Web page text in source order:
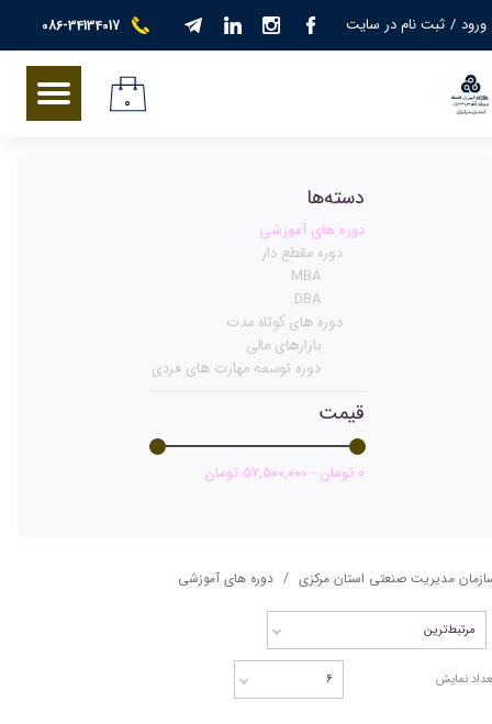
086-34134017 ورود / ثبت نام در سایت
حساب کاربری من
تغییر گذر واژه
خروج از حساب کاربری
۰
مدیریت صنعتی استان مرکزی دوره های آموزشی
مرتبط‌ترین
نمایش ۶
دسته‌ها
دوره های آموزشی
دوره مقطع دار
MBA
DBA
دوره های کوتاه مدت
بازارهای مالی
دوره توسعه مهارت های فردی
قیمت
۰ تومان - ۵۷,۵۰۰,۰۰۰ تومان